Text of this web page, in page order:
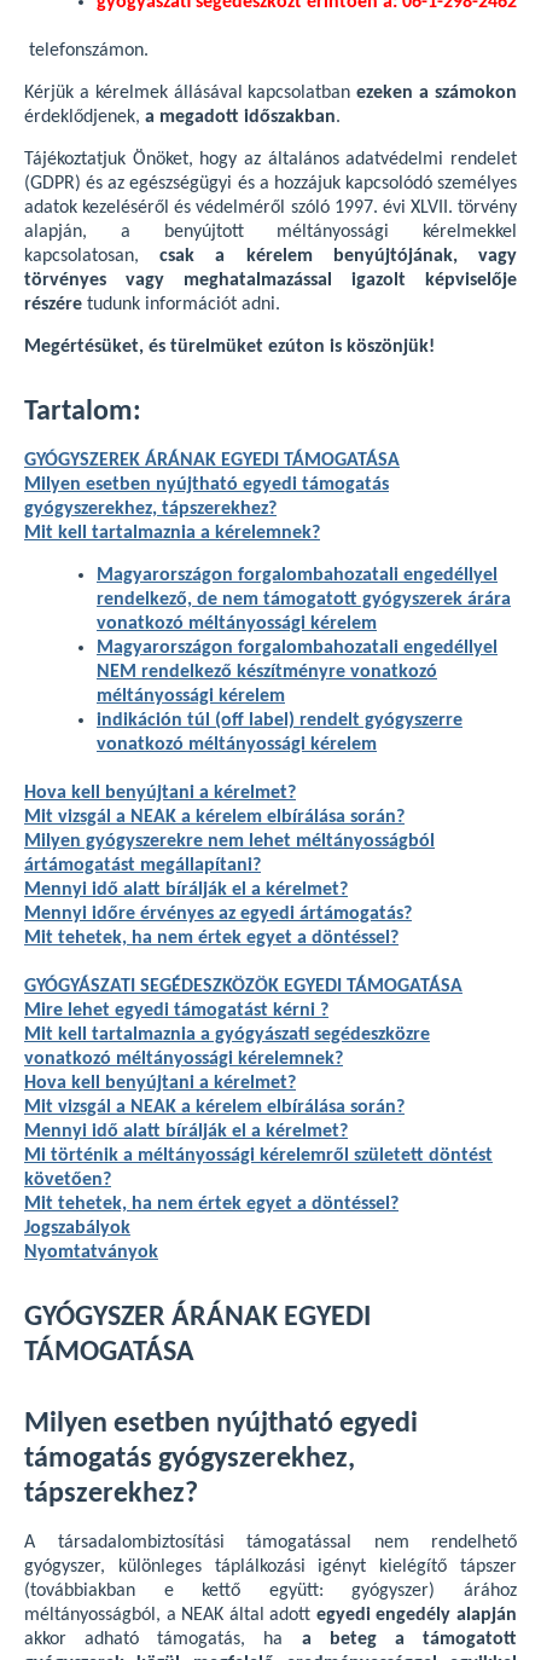
telefonszámon.
Kérjük a kérelmek állásával kapcsolatbanezeken a számokon
érdeklődjenek, a megadott időszakban.
Tájékoztatjuk Önöket, hogy az általános adatvédelmi rendelet
(GDPR) és az egészségügyi és a hozzájuk kapcsolódó személyes
adatok kezeléséről és védelméről szóló 1997. évi XLVII. törvény
alapján, a benyújtott méltányossági kérelmekkel
kapcsolatosan,csak a kérelem benyújtójának, vagy
törvényes vagy meghatalmazással igazolt képviselője
részére tudunk információt adni.
Megértésüket, és türelmüket ezúton is köszönjük!
Tartalom:
GYÓGYSZEREK ÁRÁNAK EGYEDI TÁMOGATÁSA
Milyen esetben nyújtható egyedi támogatás
gyógyszerekhez, tápszerekhez?
Mit kell tartalmaznia a kérelemnek?
Magyarországon forgalombahozatali engedéllyel
rendelkező, de nem támogatott gyógyszerek árára
vonatkozó méltányossági kérelem
Magyarországon forgalombahozatali engedéllyel
NEM rendelkező készítményre vonatkozó
méltányossági kérelem
indikáción túl (off label) rendelt gyógyszerre
vonatkozó méltányossági kérelem
Hova kell benyújtani a kérelmet?
Mit vizsgál a NEAK a kérelem elbírálása során?
Milyen gyógyszerekre nem lehet méltányosságból
ártámogatást megállapítani?
Mennyi idő alatt bírálják el a kérelmet?
Mennyi időre érvényes az egyedi ártámogatás?
Mit tehetek, ha nem értek egyet a döntéssel?
GYÓGYÁSZATI SEGÉDESZKÖZÖK EGYEDI TÁMOGATÁSA
Mire lehet egyedi támogatást kérni ?
Mit kell tartalmaznia a gyógyászati segédeszközre
vonatkozó méltányossági kérelemnek?
Hova kell benyújtani a kérelmet?
Mit vizsgál a NEAK a kérelem elbírálása során?
Mennyi idő alatt bírálják el a kérelmet?
Mi történik a méltányossági kérelemről született döntést
követően?
Mit tehetek, ha nem értek egyet a döntéssel?
Jogszabályok
Nyomtatványok
GYÓGYSZER ÁRÁNAK EGYEDI
TÁMOGATÁSA
Milyen esetben nyújtható egyedi
támogatás gyógyszerekhez,
tápszerekhez?
A társadalombiztosítási támogatással nem rendelhető
gyógyszer, különleges táplálkozási igényt kielégítő tápszer
(továbbiakban e kettő együtt: gyógyszer) árához
méltányosságból, a NEAK által adott egyedi engedély alapján
akkor adható támogatás, ha a beteg a támogatott